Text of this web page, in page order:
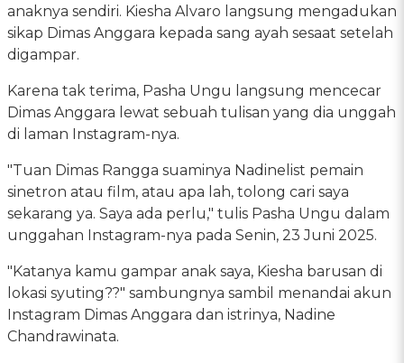
anaknya sendiri. Kiesha Alvaro langsung mengadukan
sikap Dimas Anggara kepada sang ayah sesaat setelah
digampar.
Karena tak terima, Pasha Ungu langsung mencecar
Dimas Anggara lewat sebuah tulisan yang dia unggah
di laman Instagram-nya.
"Tuan Dimas Rangga suaminya Nadinelist pemain
sinetron atau film, atau apa lah, tolong cari saya
sekarang ya. Saya ada perlu," tulis Pasha Ungu dalam
unggahan Instagram-nya pada Senin, 23 Juni 2025.
"Katanya kamu gampar anak saya, Kiesha barusan di
lokasi syuting??" sambungnya sambil menandai akun
Instagram Dimas Anggara dan istrinya, Nadine
Chandrawinata.